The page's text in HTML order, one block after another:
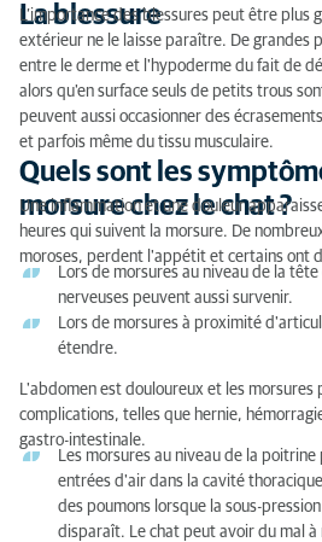
Quand consulter un
chez le chat ?
Quels soins donner à votre
Qui est responsable si votre
La blessure
L’importance des blessures peut être plus
extérieur ne le laisse paraître. De grandes
entre le derme et l'hypoderme du fait de
alors qu'en surface seuls de petits trous
peuvent aussi occasionner des
et parfois même du tissu musculaire.
Quels sont les
morsure chez le chat ?
Une inflammation et une douleur
heures qui suivent la morsure. De
moroses, perdent l'appétit et certains ont
Lors de morsures au niveau de la
nerveuses peuvent aussi survenir.
Lors de morsures à proximité
étendre.
L'abdomen est douloureux et les
complications, telles que hernie,
gastro-intestinale.
Les morsures au niveau de la
entrées d'air dans la cavité
des poumons lorsque la sous-
disparaît. Le chat peut avoir du mal